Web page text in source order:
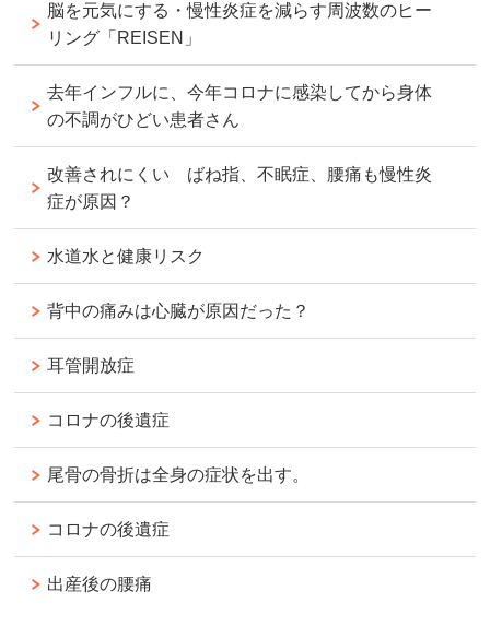
脳を元気にする・慢性炎症を減らす周波数のヒー
リング「REISEN」
去年インフルに、今年コロナに感染してから身体
の不調がひどい患者さん
改善されにくい ばね指、不眠症、腰痛も慢性炎
症が原因？
水道水と健康リスク
背中の痛みは心臓が原因だった？
耳管開放症
コロナの後遺症
尾骨の骨折は全身の症状を出す。
コロナの後遺症
出産後の腰痛